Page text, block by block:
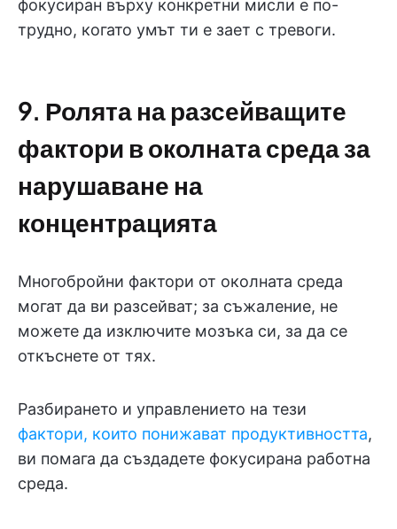
фокусиран върху конкретни мисли е по-
трудно, когато умът ти е зает с тревоги.
9. Ролята на разсейващите
фактори в околната среда за
нарушаване на
концентрацията
Многобройни фактори от околната среда
могат да ви разсейват; за съжаление, не
можете да изключите мозъка си, за да се
откъснете от тях.
Разбирането и управлението на тези
фактори, които понижават продуктивността,
ви помага да създадете фокусирана работна
среда.